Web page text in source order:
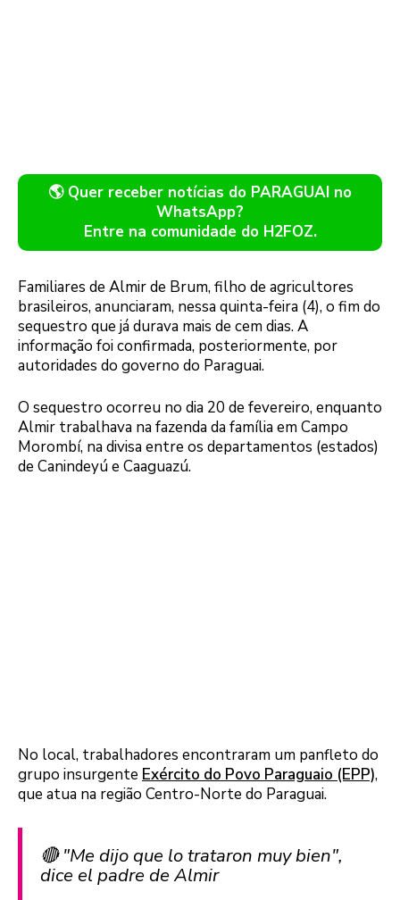
🌎 Quer receber notícias do PARAGUAI no
WhatsApp?
Entre na comunidade do H2FOZ.
Familiares de Almir de Brum, filho de agricultores
brasileiros, anunciaram, nessa quinta-feira (4), o fim do
sequestro que já durava mais de cem dias. A
informação foi confirmada, posteriormente, por
autoridades do governo do Paraguai.
O sequestro ocorreu no dia 20 de fevereiro, enquanto
Almir trabalhava na fazenda da família em Campo
Morombí, na divisa entre os departamentos (estados)
de Canindeyú e Caaguazú.
No local, trabalhadores encontraram um panfleto do
grupo insurgente Exército do Povo Paraguaio (EPP),
que atua na região Centro-Norte do Paraguai.
🔴 "Me dijo que lo trataron muy bien",
dice el padre de Almir